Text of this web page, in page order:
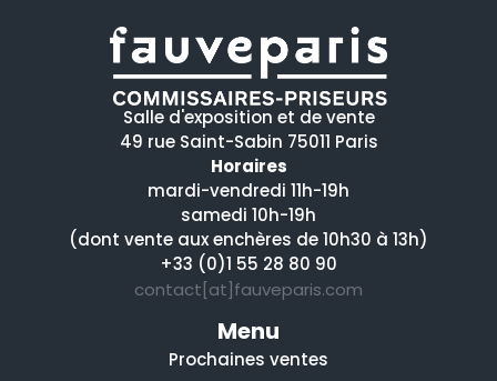
Salle d'exposition et de vente
49 rue Saint-Sabin 75011 Paris
Horaires
mardi-vendredi 11h-19h
samedi 10h-19h
(dont vente aux enchères de 10h30 à 13h)
+33 (0)1 55 28 80 90
contact[at]fauveparis.com
Menu
Prochaines ventes